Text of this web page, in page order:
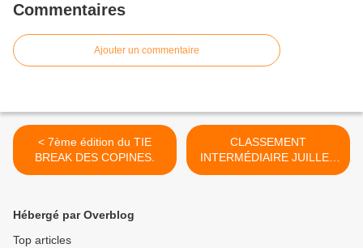
Commentaires
Ajouter un commentaire
< 7ème édition du TIE
BREAK DES COPINES.
CLASSEMENT
INTERMÉDIAIRE JUILLET
2016 >
Hébergé par Overblog
Top articles